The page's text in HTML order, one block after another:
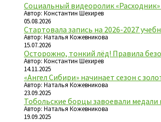
Социальный видеоролик
Автор: Константин Шехирев
05.08.2026
Стартовала запись на 2026-2027
Автор: Наталья Кожевникова
15.07.2026
Осторожно, тонкий лёд! Правила
Автор: Константин Шехирев
14.11.2025
«Ангел Сибири» начинает сезон с
Автор: Наталья Кожевникова
23.09.2025
Тобольские борцы завоевали
Автор: Наталья Кожевникова
19.09.2025